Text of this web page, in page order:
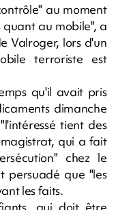
au moment
quant au mobile", a
Valroger, lors d'un
terroriste est
qu'il avait pris
dimanche
tient des
qui a fait
chez le
persuadé que "les
les faits.
qui doit être